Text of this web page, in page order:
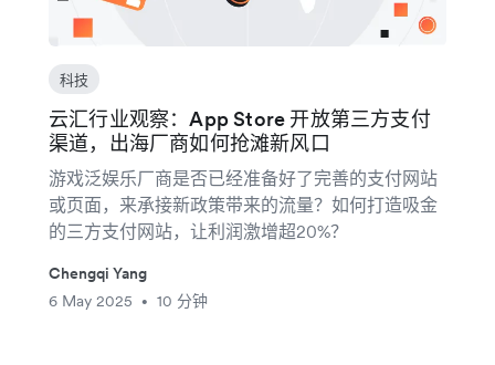
科技
云汇行业观察：App Store 开放第三方支付
渠道，出海厂商如何抢滩新风口
游戏泛娱乐厂商是否已经准备好了完善的支付网站
或页面，来承接新政策带来的流量？如何打造吸金
的三方支付网站，让利润激增超20%？
Chengqi Yang
6 May 2025
• 10 分钟